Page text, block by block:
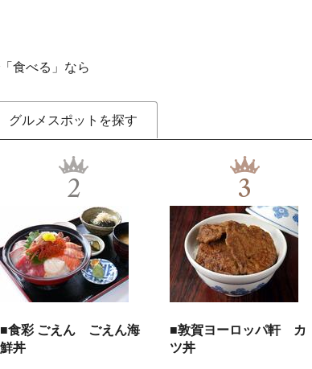
食べる」なら
グルメスポットを探す
2
■食彩 ごえん ごえん海
鮮丼
3
■敦賀ヨーロッパ軒 カ
ツ丼